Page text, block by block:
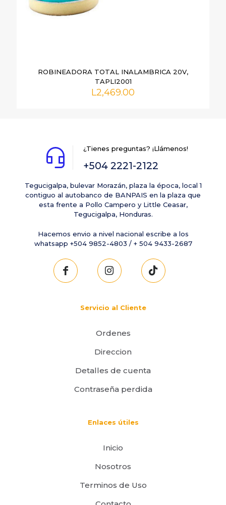
ROBINEADORA TOTAL INALAMBRICA 20V,
TAPLI2001
L2,469.00
¿Tienes preguntas? ¡Llámenos!
+504 2221-2122
Tegucigalpa, bulevar Morazán, plaza la época, local 1
contiguo al autobanco de BANPAIS en la plaza que
esta frente a Pollo Campero y Little Ceasar,
Tegucigalpa, Honduras.
Hacemos envio a nivel nacional escribe a los
whatsapp +504 9852-4803 / + 504 9433-2687
Servicio al Cliente
Ordenes
Direccion
Detalles de cuenta
Contraseña perdida
Enlaces útiles
Inicio
Nosotros
Terminos de Uso